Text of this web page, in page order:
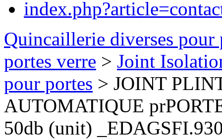
Quincaillerie diverses pour
portes verre > Joint
pour portes > JOINT
AUTOMATIQUE
50db (unit)